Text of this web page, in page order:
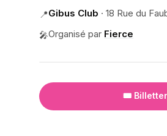
📍Gibus Club · 18 Rue du
🎤Organisé par Fierce
🎟️